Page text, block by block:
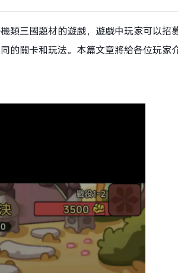
類三國題材的遊戲，遊戲中玩家可以
的關卡和玩法。本篇文章將給各位玩家